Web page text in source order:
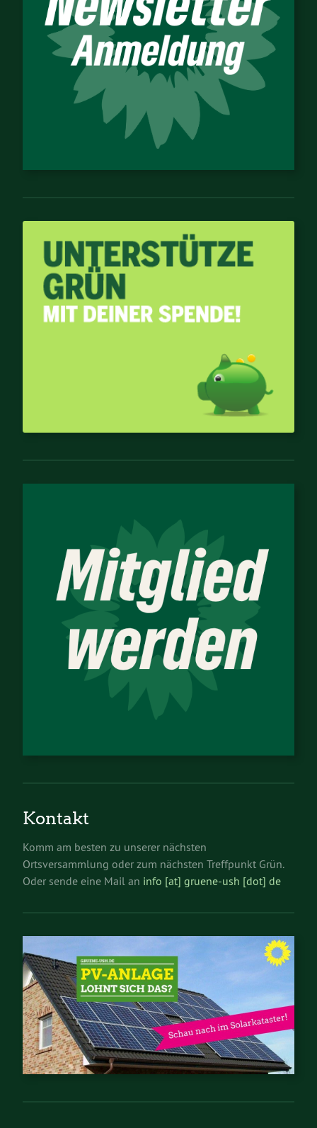
Kontakt
Komm am besten zu unserer nächsten
Ortsversammlung oder zum nächsten Treffpunkt Grün.
Oder sende eine Mail an info [at] gruene-ush [dot] de